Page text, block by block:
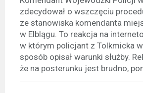
zdecydował o wszczęciu
ze stanowiska komendanta
w Elblągu. To reakcja na
w którym policjant z Tolkmicka
sposób opisał warunki służby.
że na posterunku jest brudno,